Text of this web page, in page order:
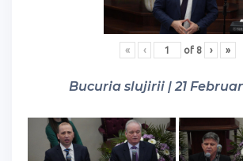
« ‹ of 8 › »
Bucuria slujirii | 21